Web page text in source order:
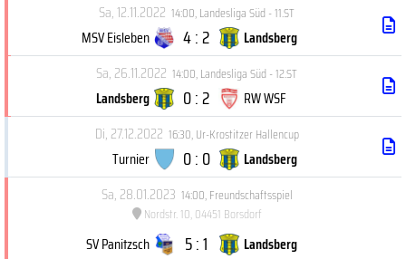
Sa, 12.11.2022 14:00,Landesliga Süd - 11.ST
MSV Eisleben 4 : 2
Landsberg
Sa, 26.11.2022 14:00,Landesliga Süd - 12.ST
Landsberg 0 : 2
RW WSF
Di, 27.12.2022 16:30,Ur-Krostitzer Hallencup
Turnier 0 : 0
Landsberg
Sa, 28.01.2023 14:00,Freundschaftsspiel
Nordstr. 10, 04451 Borsdorf
SV Panitzsch 5 : 1
Landsberg